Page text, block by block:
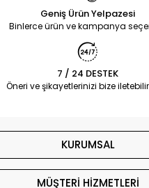
Geniş Ürün Yelpazesi
Binlerce ürün ve kampanya
7 / 24 DESTEK
Öneri ve şikayetlerinizi bize
KURUMSAL
MÜŞTERİ HİZMETLERİ